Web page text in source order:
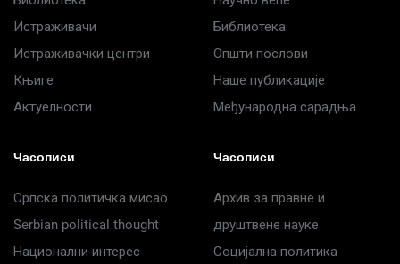
Истраживачи
Истраживачки центри
Књиге
Актуелности
Библиотека
Општи послови
Наше публикације
Међународна сарадња
Часописи
Српска политичка мисао
Serbian political thought
Национални интерес
Часописи
Архив за правне и
друштвене науке
Социјална политика